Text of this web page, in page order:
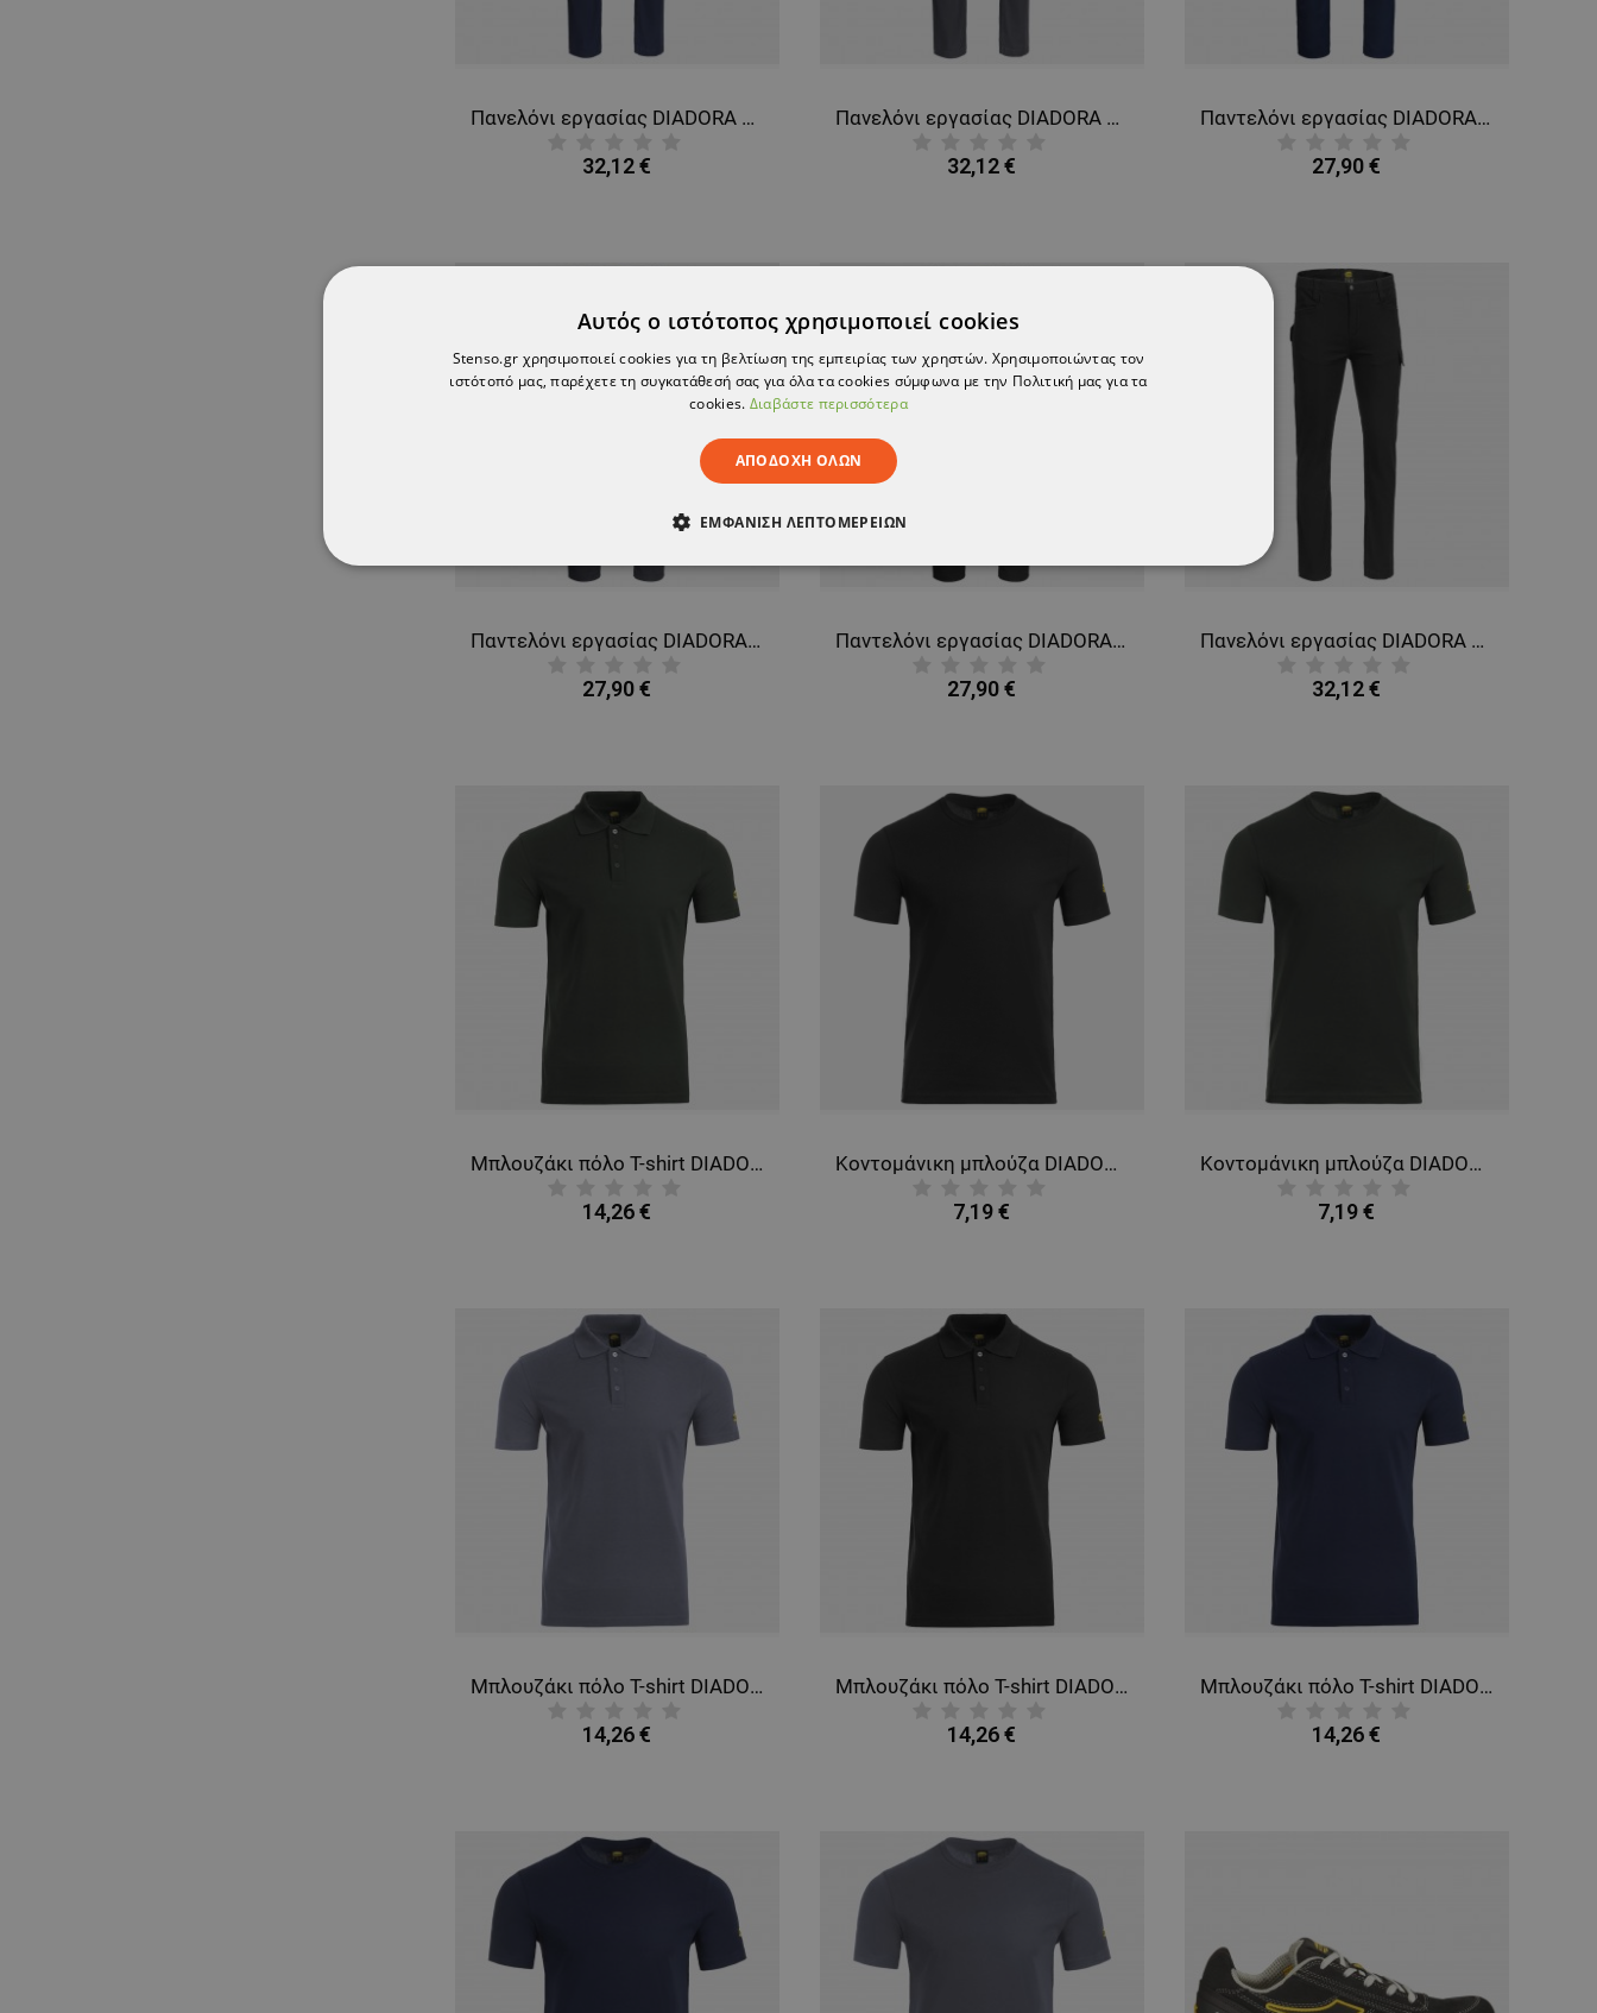
Πανελόνι εργασίας DIADORA COTTON SMART 2.0 NAVY
32,12 €
Πανελόνι εργασίας DIADORA COTTON SMART 2.0 STEEL GREY
32,12 €
Παντελόνι εργασίας DIADORA POLY STRETCH SMART 2.0 NAVY
27,90 €
Παντελόνι εργασίας DIADORA POLY STRETCH SMART 2.0 STEEL GREY
27,90 €
Παντελόνι εργασίας DIADORA POLY STRETCH SMART 2.0 BLACK
27,90 €
Πανελόνι εργασίας DIADORA COTTON SMART 2.0 BLACK
32,12 €
Μπλουζάκι πόλο T-shirt DIADORA SMART 2.0 SANDAL GREEN
14,26 €
Κοντομάνικη μπλούζα DIADORA SMART 2.0 BLACK
7,19 €
Κοντομάνικη μπλούζα DIADORA SMART 2.0 SANDAL GREEN
7,19 €
Μπλουζάκι πόλο T-shirt DIADORA SMART 2.0 STEEL GREY
14,26 €
Μπλουζάκι πόλο T-shirt DIADORA SMART 2.0 BLACK
14,26 €
Μπλουζάκι πόλο T-shirt DIADORA SMART 2.0 NAVY
14,26 €
Αυτός ο ιστότοπος χρησιμοποιεί cookies
Stenso.gr χρησιμοποιεί cookies για τη βελτίωση της εμπειρίας των χρηστών. Χρησιμοποιώντας τον
ιστότοπό μας, παρέχετε τη συγκατάθεσή σας για όλα τα cookies σύμφωνα με την Πολιτική μας για τα
cookies. Διαβάστε περισσότερα
ΑΠΟΔΟΧΉ ΌΛΩΝ
ΕΜΦΆΝΙΣΗ ΛΕΠΤΟΜΕΡΕΙΏΝ
ΑΠΟΛΎΤΩΣ ΑΠΑΡΑΊΤΗΤΑ ΑΠΌΔΟΣΗΣ ΛΕΙΤΟΥΡΓΙΚΌΤΗΤΑΣ
ΜΗ ΤΑΞΙΝΟΜΗΜΈΝΑ